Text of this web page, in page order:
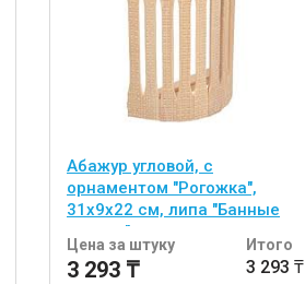
Абажур угловой, с
орнаментом "Рогожка",
31х9х22 см, липа "Банные
штучки"
Цена за штуку
3 293 ₸
Итого
3 293 ₸